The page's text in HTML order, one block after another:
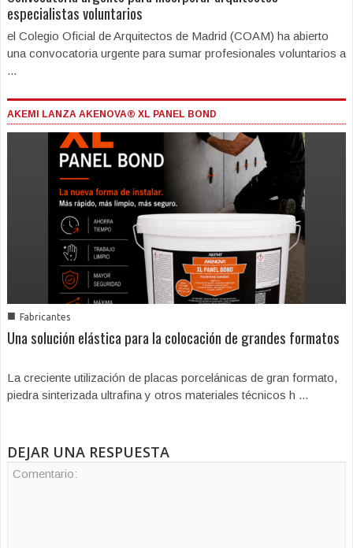
especialistas voluntarios
el Colegio Oficial de Arquitectos de Madrid (COAM) ha abierto
una convocatoria urgente para sumar profesionales voluntarios a
...
AKEMI LANZA AKENOVA® XL PANEL BOND
■ Fabricantes
Una solución elástica para la colocación de grandes formatos
La creciente utilización de placas porcelánicas de gran formato,
piedra sinterizada ultrafina y otros materiales técnicos h ...
DEJAR UNA RESPUESTA